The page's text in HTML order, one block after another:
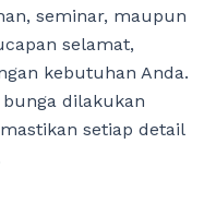
seminar, maupun
selamat,
kebutuhan Anda.
dilakukan
setiap detail